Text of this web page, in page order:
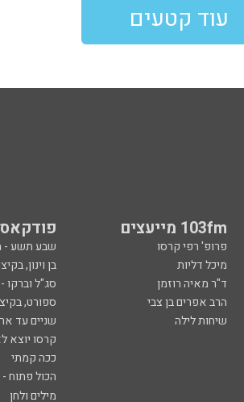
עוד קטעים
103fm מייעצים
פרופ' רפי קרסו שבע תשע -
מיכל דליות בן וינון,
ד"ר מאיה רוזמן סג"ל
הרב אפרים בן צבי ספורט,
שיחות לילה שניים עד
קרסו יוצא
ככה קמתי
הכול פתוח -
מילים ולחן